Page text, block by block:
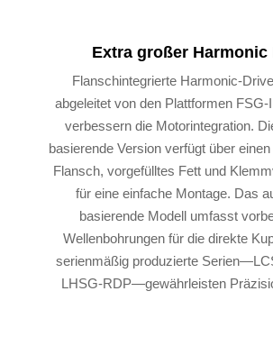
Extra großer Harmonic
Flanschintegrierte Harmonic-
abgeleitet von den Plattformen FSG-
verbessern die Motorintegration.
basierende Version verfügt über
Flansch, vorgefülltes Fett und
für eine einfache Montage. Das
basierende Modell umfasst
Wellenbohrungen für die direkte
serienmäßig produzierte
LHSG-RDP—gewährleisten